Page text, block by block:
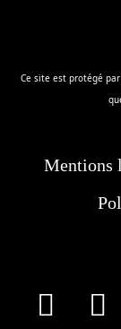
Ce site est protégé par
Mentions